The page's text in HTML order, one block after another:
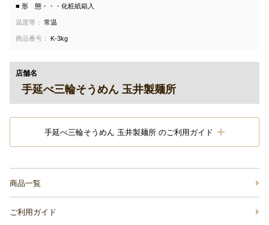
■ 形 態・・・化粧紙箱入
温度帯： 常温
商品番号： K-3kg
店舗名
手延べ三輪そうめん 玉井製麺所
手延べ三輪そうめん 玉井製麺所 のご利用ガイド
商品一覧
ご利用ガイド